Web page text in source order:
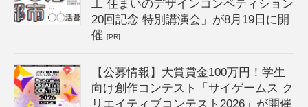
工 住まいのデザインコンペティション
20回記念 特別講演会」が8月19日に開
催[PR]
【公募情報】大賞賞金100万円！学生
向け創作コンテスト「サイゲームス ク
リエイティブコンテスト2026」が開催